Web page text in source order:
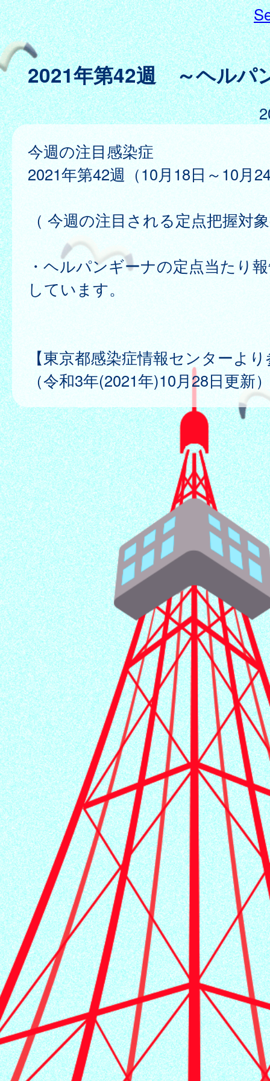
2021年第42週 ～ヘルパ
今週の注目感染症
2021年第42週（10月18日～10月
（ 今週の注目される定点把握対
・ヘルパンギーナの定点当たり
しています。
【東京都感染症情報センターよ
（令和3年(2021年)10月28日更新